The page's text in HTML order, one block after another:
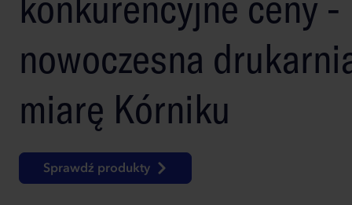
nowoczesna
miarę Kórniku
Sprawdź produkty